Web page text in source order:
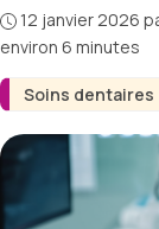
Soins dentaires
12 janvier 2026
environ 6 minutes